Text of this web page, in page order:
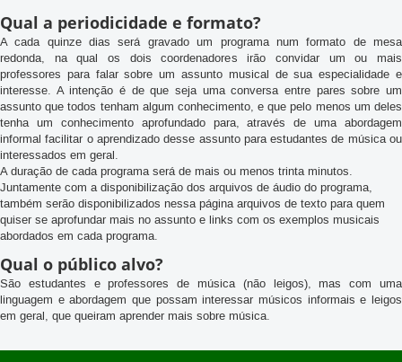
conhecimento científico.
Qual a periodicidade e formato?
A cada quinze dias será gravado um programa num formato de mesa
redonda, na qual os dois coordenadores irão convidar um ou mais
professores para falar sobre um assunto musical de sua especialidade e
interesse. A intenção é de que seja uma conversa entre pares sobre um
assunto que todos tenham algum conhecimento, e que pelo menos um deles
tenha um conhecimento aprofundado para, através de uma abordagem
informal facilitar o aprendizado desse assunto para estudantes de música ou
interessados em geral.
A duração de cada programa será de mais ou menos trinta minutos.
Juntamente com a disponibilização dos arquivos de áudio do programa,
também serão disponibilizados nessa página arquivos de texto para quem
abordados em cada programa.
Qual o público alvo?
São estudantes e professores de música (não leigos), mas com uma